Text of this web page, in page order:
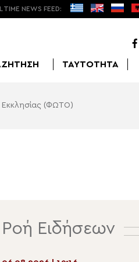
TIME NEWS FEED:
ΤΑΥΤΟΤΗΤΑ
Εκκλησίας (ΦΩΤΟ)
Ροή Ειδήσεων